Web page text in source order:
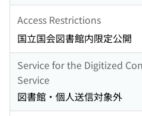
Access Restrictions
国立国会図書館内限定公開
Service for the Digitized
Service
図書館・個人送信対象外